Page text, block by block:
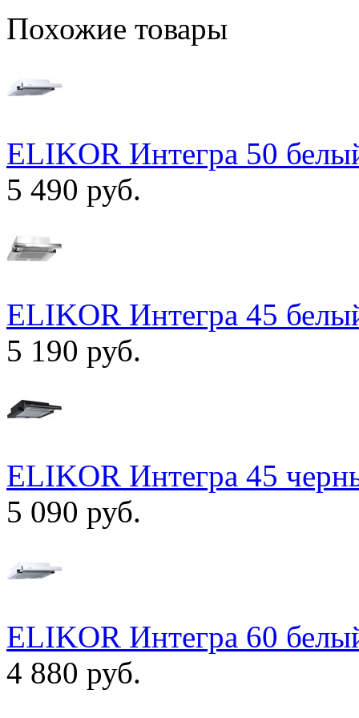
Похожие товары
ELIKOR Интегра 50
5 490 руб.
ELIKOR Интегра 45
5 190 руб.
ELIKOR Интегра 45
5 090 руб.
ELIKOR Интегра 60
4 880 руб.